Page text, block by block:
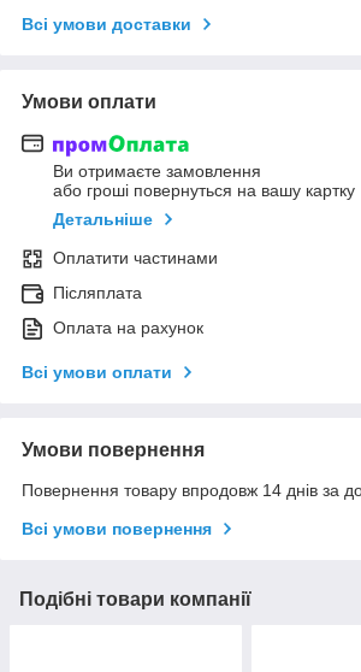
Всі умови доставки
Умови оплати
Ви отримаєте замовлення
або гроші повернуться на вашу картку
Детальніше
Оплатити частинами
Післяплата
Оплата на рахунок
Всі умови оплати
Умови повернення
Повернення товару впродовж 14 днів за
Всі умови повернення
Подібні товари компанії